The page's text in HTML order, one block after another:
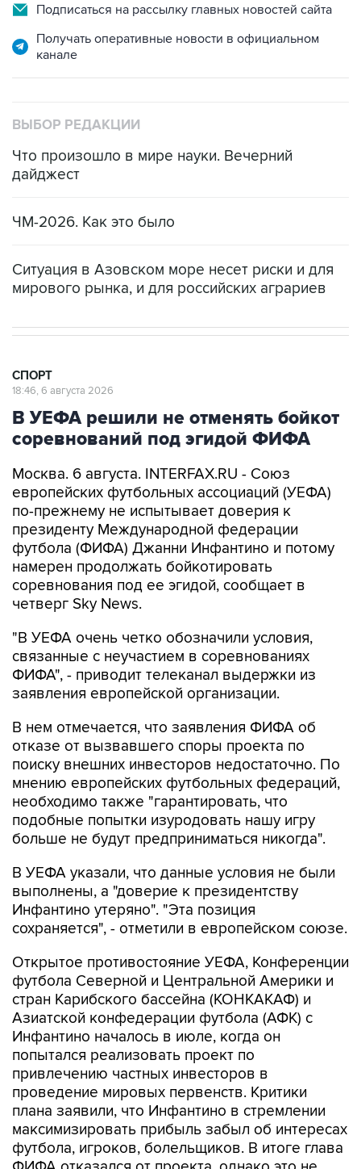
Подписаться на рассылку главных новостей сайта
Получать оперативные новости в официальном
канале
ВЫБОР РЕДАКЦИИ
Что произошло в мире науки. Вечерний
дайджест
ЧМ-2026. Как это было
Ситуация в Азовском море несет риски и для
мирового рынка, и для российских аграриев
СПОРТ
18:46, 6 августа 2026
В УЕФА решили не отменять бойкот
соревнований под эгидой ФИФА
Москва. 6 августа. INTERFAX.RU - Союз
европейских футбольных ассоциаций (УЕФА)
по-прежнему не испытывает доверия к
президенту Международной федерации
футбола (ФИФА) Джанни Инфантино и потому
намерен продолжать бойкотировать
соревнования под ее эгидой, сообщает в
четверг Sky News.
"В УЕФА очень четко обозначили условия,
связанные с неучастием в соревнованиях
ФИФА", - приводит телеканал выдержки из
заявления европейской организации.
В нем отмечается, что заявления ФИФА об
отказе от вызвавшего споры проекта по
поиску внешних инвесторов недостаточно. По
мнению европейских футбольных федераций,
необходимо также "гарантировать, что
подобные попытки изуродовать нашу игру
больше не будут предприниматься никогда".
В УЕФА указали, что данные условия не были
выполнены, а "доверие к президентству
Инфантино утеряно". "Эта позиция
сохраняется", - отметили в европейском союзе.
Открытое противостояние УЕФА, Конференции
футбола Северной и Центральной Америки и
стран Карибского бассейна (КОНКАКАФ) и
Азиатской конфедерации футбола (АФК) с
Инфантино началось в июле, когда он
попытался реализовать проект по
привлечению частных инвесторов в
проведение мировых первенств. Критики
плана заявили, что Инфантино в стремлении
максимизировать прибыль забыл об интересах
футбола, игроков, болельщиков. В итоге глава